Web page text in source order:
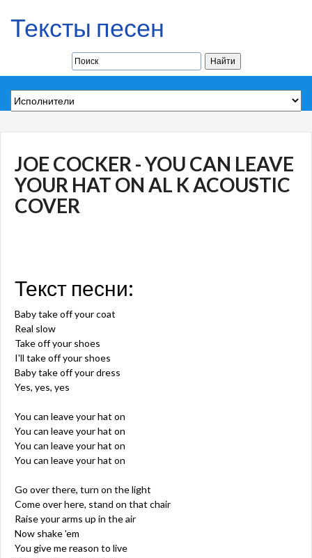
Тексты песен
JOE COCKER - YOU CAN LEAVE
YOUR HAT ON AL K ACOUSTIC
COVER
Текст песни:
Baby take off your coat
Real slow
Take off your shoes
I'll take off your shoes
Baby take off your dress
Yes, yes, yes
You can leave your hat on
You can leave your hat on
You can leave your hat on
You can leave your hat on
Go over there, turn on the light
Come over here, stand on that chair
Raise your arms up in the air
Now shake 'em
You give me reason to live